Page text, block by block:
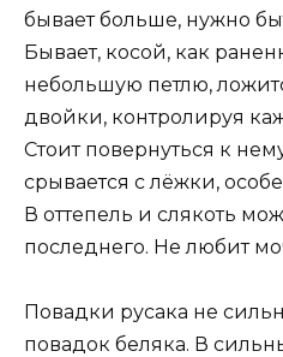
бывает больше, нужно
Бывает, косой, как
небольшую петлю,
двойки, контролируя
Стоит повернуться к
срывается с лёжки,
В оттепель и слякоть
последнего. Не любит
Повадки русака не
повадок беляка. В